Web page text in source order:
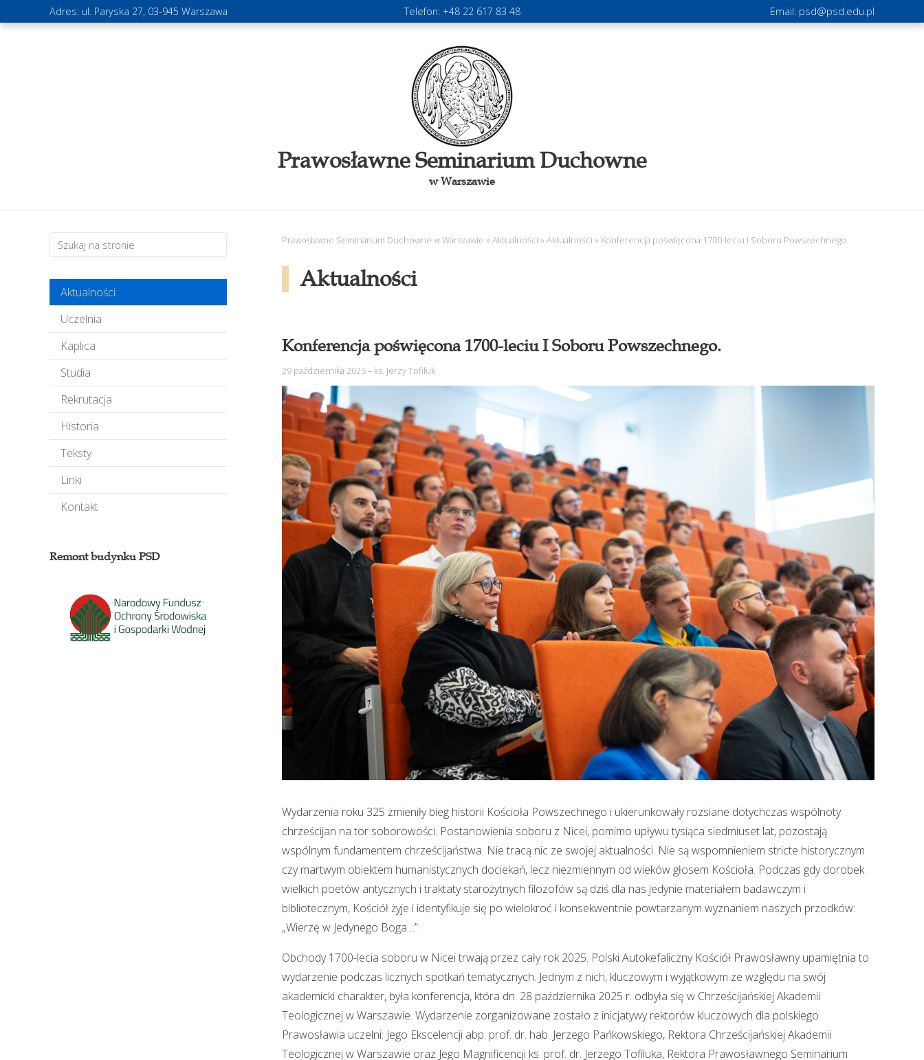
Adres: ul. Paryska 27, 03-945 Warszawa Telefon: +48 22 617 83 48 Email: psd@psd.edu.pl
Prawosławne Seminarium Duchowne
w Warszawie
Aktualności
Uczelnia
Kaplica
Studia
Rekrutacja
Historia
Teksty
Linki
Kontakt
Remont budynku PSD
Prawosławne Seminarium Duchowne w Warszawie »Aktualności »Aktualności » Konferencja poświęcona 1700-leciu I Soboru Powszechnego.
Aktualności
Konferencja poświęcona 1700-leciu I Soboru Powszechnego.
29 października 2025– ks. Jerzy Tofiluk
Wydarzenia roku 325 zmieniły bieg historii Kościoła Powszechnego i ukierunkowały rozsiane dotychczas wspólnoty
chrześcijan na tor soborowości. Postanowienia soboru z Nicei, pomimo upływu tysiąca siedmiuset lat, pozostają
wspólnym fundamentem chrześcijaństwa. Nie tracą nic ze swojej aktualności. Nie są wspomnieniem stricte historycznym
czy martwym obiektem humanistycznych dociekań, lecz niezmiennym od wieków głosem Kościoła. Podczas gdy dorobek
wielkich poetów antycznych i traktaty starożytnych filozofów są dziś dla nas jedynie materiałem badawczym i
bibliotecznym, Kościół żyje i identyfikuje się po wielokroć i konsekwentnie powtarzanym wyznaniem naszych przodków:
„Wierzę w Jedynego Boga…”.
Obchody 1700-lecia soboru w Nicei trwają przez cały rok 2025. Polski Autokefaliczny Kościół Prawosławny upamiętnia to
wydarzenie podczas licznych spotkań tematycznych. Jednym z nich, kluczowym i wyjątkowym ze względu na swój
akademicki charakter, była konferencja, która dn. 28 października 2025 r. odbyła się w Chrześcijańskiej Akademii
Teologicznej w Warszawie. Wydarzenie zorganizowane zostało z inicjatywy rektorów kluczowych dla polskiego
Prawosławia uczelni: Jego Ekscelencji abp. prof. dr. hab. Jerzego Pańkowskiego, Rektora Chrześcijańskiej Akademii
Teologicznej w Warszawie oraz Jego Magnificencji ks. prof. dr. Jerzego Tofiluka, Rektora Prawosławnego Seminarium